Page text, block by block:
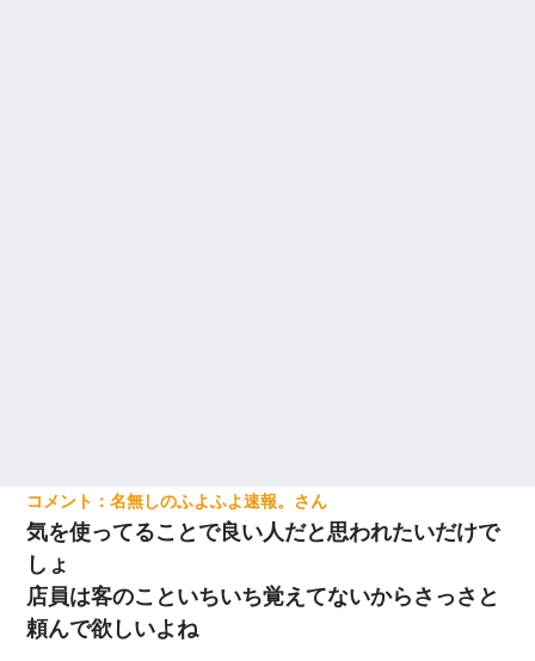
名無しのふよふよ速報。
気を使ってることで良い人だと思われたいだけで
しょ
店員は客のこといちいち覚えてないからさっさと
頼んで欲しいよね